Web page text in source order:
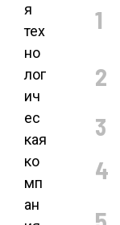
я
тех
но
лог
ич
ес
кая
ко
мп
ан